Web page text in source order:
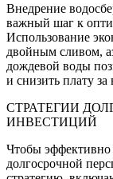
Внедрение
важный шаг к
Использование
двойным сливом,
дождевой воды
и снизить плату
СТРАТЕГИИ
ИНВЕСТИЦИЙ
Чтобы эффективно
долгосрочной